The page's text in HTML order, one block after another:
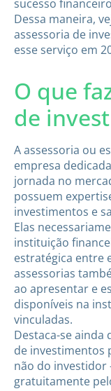
sucesso
Dessa maneira,
assessoria de
esse serviço em
O que
de
A assessoria ou
empresa
jornada no
possuem
investimentos e
Elas
instituição
estratégica entre
assessorias
ao apresentar e
disponíveis na
vinculadas.
Destaca-se ainda
de investimentos
não do
gratuitamente